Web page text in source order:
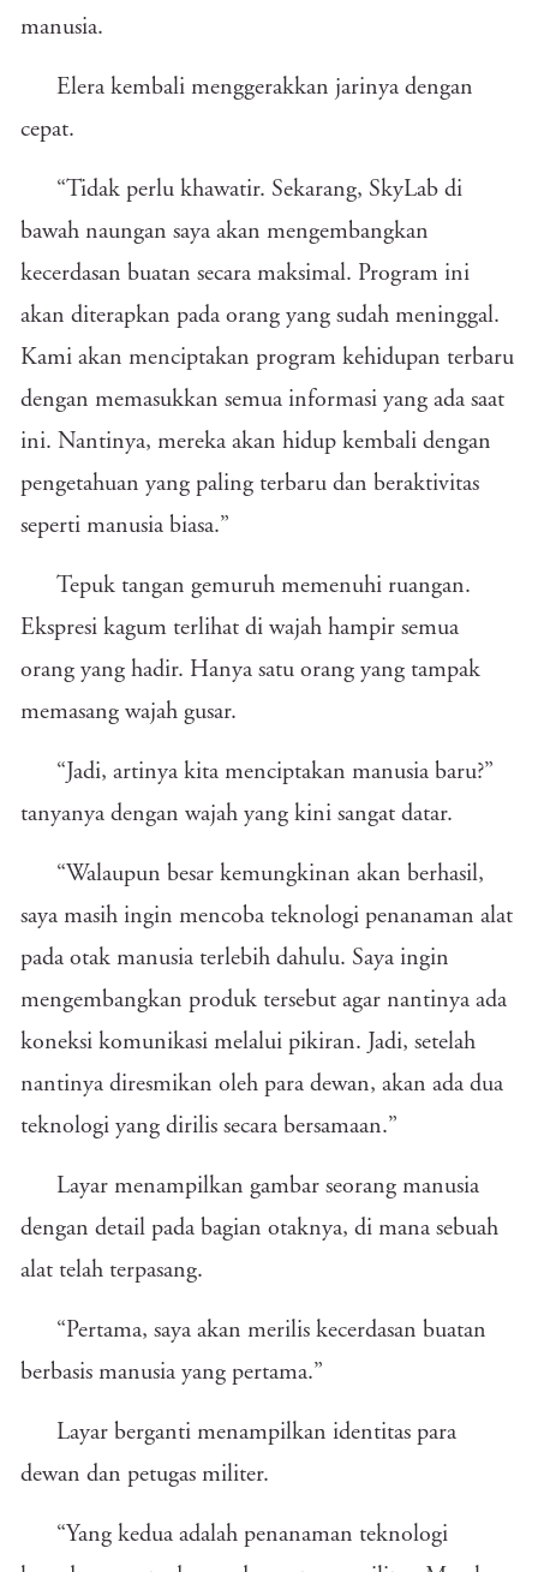
manusia.
Elera kembali menggerakkan jarinya dengan
cepat.
“Tidak perlu khawatir. Sekarang, SkyLab di
bawah naungan saya akan mengembangkan
kecerdasan buatan secara maksimal. Program ini
akan diterapkan pada orang yang sudah meninggal.
Kami akan menciptakan program kehidupan terbaru
dengan memasukkan semua informasi yang ada saat
ini. Nantinya, mereka akan hidup kembali dengan
pengetahuan yang paling terbaru dan beraktivitas
seperti manusia biasa.”
Tepuk tangan gemuruh memenuhi ruangan.
Ekspresi kagum terlihat di wajah hampir semua
orang yang hadir. Hanya satu orang yang tampak
memasang wajah gusar.
“Jadi, artinya kita menciptakan manusia baru?”
tanyanya dengan wajah yang kini sangat datar.
“Walaupun besar kemungkinan akan berhasil,
saya masih ingin mencoba teknologi penanaman alat
pada otak manusia terlebih dahulu. Saya ingin
mengembangkan produk tersebut agar nantinya ada
koneksi komunikasi melalui pikiran. Jadi, setelah
nantinya diresmikan oleh para dewan, akan ada dua
teknologi yang dirilis secara bersamaan.”
Layar menampilkan gambar seorang manusia
dengan detail pada bagian otaknya, di mana sebuah
alat telah terpasang.
“Pertama, saya akan merilis kecerdasan buatan
berbasis manusia yang pertama.”
Layar berganti menampilkan identitas para
dewan dan petugas militer.
“Yang kedua adalah penanaman teknologi